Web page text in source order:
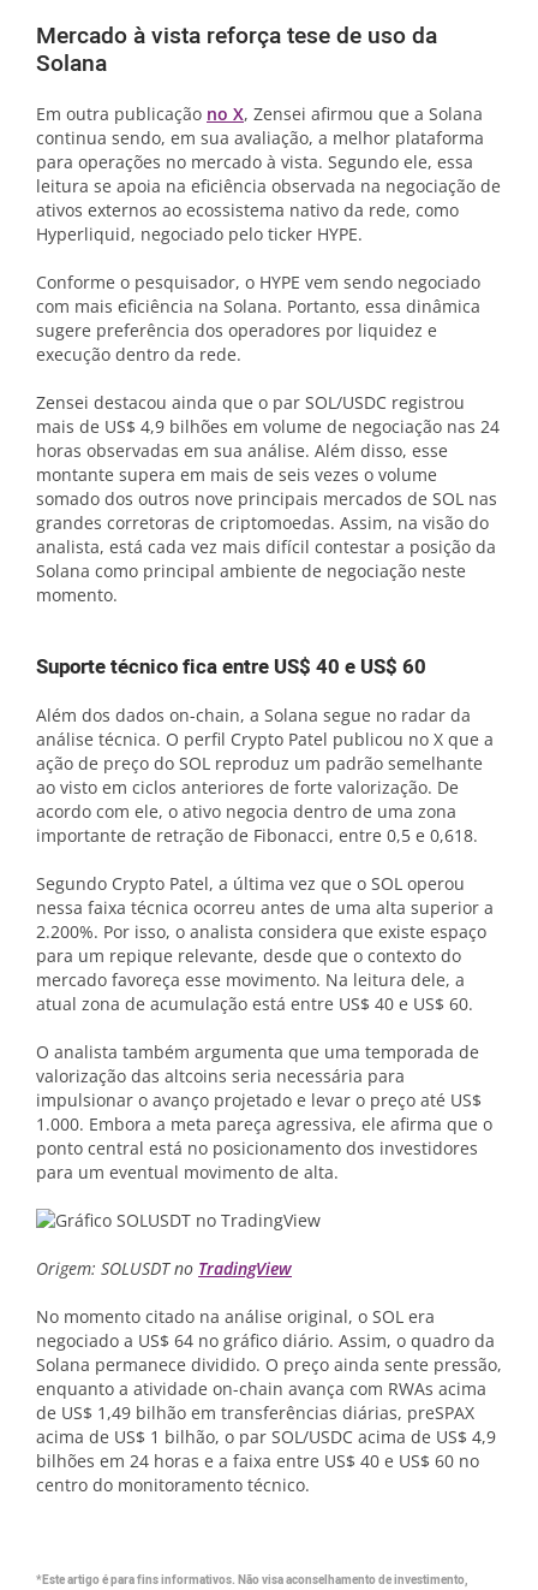
Mercado à vista reforça tese de uso da
Solana
Em outra publicação no X, Zensei afirmou que a Solana
continua sendo, em sua avaliação, a melhor plataforma
para operações no mercado à vista. Segundo ele, essa
leitura se apoia na eficiência observada na negociação de
ativos externos ao ecossistema nativo da rede, como
Hyperliquid, negociado pelo ticker HYPE.
Conforme o pesquisador, o HYPE vem sendo negociado
com mais eficiência na Solana. Portanto, essa dinâmica
sugere preferência dos operadores por liquidez e
execução dentro da rede.
Zensei destacou ainda que o par SOL/USDC registrou
mais de US$ 4,9 bilhões em volume de negociação nas 24
horas observadas em sua análise. Além disso, esse
montante supera em mais de seis vezes o volume
somado dos outros nove principais mercados de SOL nas
grandes corretoras de criptomoedas. Assim, na visão do
analista, está cada vez mais difícil contestar a posição da
Solana como principal ambiente de negociação neste
momento.
Suporte técnico fica entre US$ 40 e US$ 60
Além dos dados on-chain, a Solana segue no radar da
análise técnica. O perfil Crypto Patel publicou no X que a
ação de preço do SOL reproduz um padrão semelhante
ao visto em ciclos anteriores de forte valorização. De
acordo com ele, o ativo negocia dentro de uma zona
importante de retração de Fibonacci, entre 0,5 e 0,618.
Segundo Crypto Patel, a última vez que o SOL operou
nessa faixa técnica ocorreu antes de uma alta superior a
2.200%. Por isso, o analista considera que existe espaço
para um repique relevante, desde que o contexto do
mercado favoreça esse movimento. Na leitura dele, a
atual zona de acumulação está entre US$ 40 e US$ 60.
O analista também argumenta que uma temporada de
valorização das altcoins seria necessária para
impulsionar o avanço projetado e levar o preço até US$
1.000. Embora a meta pareça agressiva, ele afirma que o
ponto central está no posicionamento dos investidores
para um eventual movimento de alta.
Origem: SOLUSDT no TradingView
No momento citado na análise original, o SOL era
negociado a US$ 64 no gráfico diário. Assim, o quadro da
Solana permanece dividido. O preço ainda sente pressão,
enquanto a atividade on-chain avança com RWAs acima
de US$ 1,49 bilhão em transferências diárias, preSPAX
acima de US$ 1 bilhão, o par SOL/USDC acima de US$ 4,9
bilhões em 24 horas e a faixa entre US$ 40 e US$ 60 no
centro do monitoramento técnico.
*Este artigo é para fins informativos. Não visa aconselhamento de investimento,